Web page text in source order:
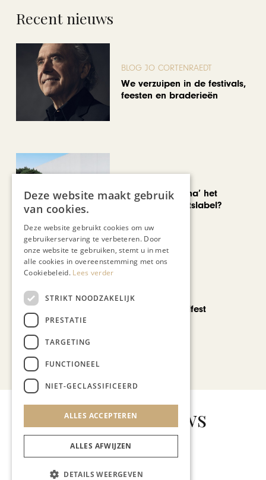
Recent nieuws
BLOG JO CORTENRAEDT
We verzuipen in de festivals,
feesten en braderieën
Is ‘Made in China’ het
nieuwe kwaliteitslabel?
CHAPEAU TV
Noorbeek Foodfest
Bekijk alle artikelen
Gerelateerd nieuws
Deze website maakt gebruik
van cookies.
Deze website gebruikt cookies om uw
gebruikerservaring te verbeteren. Door
onze website te gebruiken, stemt u in met
alle cookies in overeenstemming met ons
Cookiebeleid. Lees verder
STRIKT NOODZAKELIJK
PRESTATIE
TARGETING
FUNCTIONEEL
NIET-GECLASSIFICEERD
ALLES ACCEPTEREN
ALLES AFWIJZEN
DETAILS WEERGEVEN